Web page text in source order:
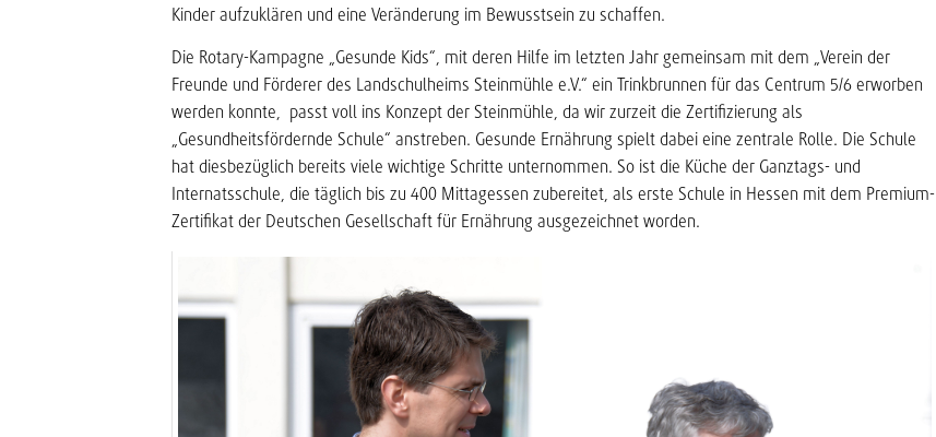
Kinder aufzuklären und eine Veränderung im Bewusstsein zu schaffen.
Die Rotary-Kampagne „Gesunde Kids“, mit deren Hilfe im letzten Jahr gemeinsam mit dem „Verein der
Freunde und Förderer des Landschulheims Steinmühle e.V.“ ein Trinkbrunnen für das Centrum 5/6 erworben
werden konnte, passt voll ins Konzept der Steinmühle, da wir zurzeit die Zertifizierung als
„Gesundheitsfördernde Schule“ anstreben. Gesunde Ernährung spielt dabei eine zentrale Rolle. Die Schule
hat diesbezüglich bereits viele wichtige Schritte unternommen. So ist die Küche der Ganztags- und
Internatsschule, die täglich bis zu 400 Mittagessen zubereitet, als erste Schule in Hessen mit dem Premium-
Zertifikat der Deutschen Gesellschaft für Ernährung ausgezeichnet worden.